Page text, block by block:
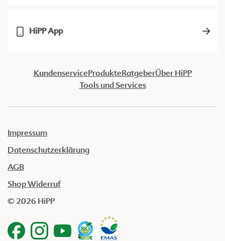
HiPP App
KundenserviceProdukteRatgeberÜber HiPP
Tools und Services
Impressum
Datenschutzerklärung
AGB
Shop Widerruf
© 2026 HiPP